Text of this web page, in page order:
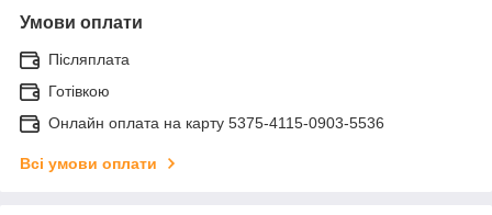
Умови оплати
Післяплата
Готівкою
Онлайн оплата на карту 5375-4115-0903-5536
Всі умови оплати